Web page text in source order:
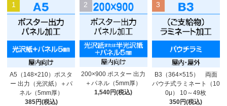
1
A5（148×210）ポスタ
ー 出力（光沢紙）＋パ
ネル（5mm厚）
385円(税込)
2
200×900 ポスター 出力
＋パネル（5mm厚）
1,540円(税込)
3
B3（364×515） 両面
パウチ式ラミネート（10
0μ） 10～49枚
350円(税込)